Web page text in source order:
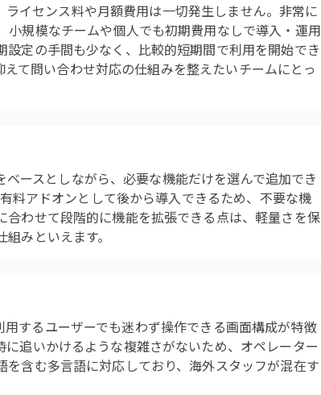
イセンス料や月額費用は一切発生しません。非常に
規模なチームや個人でも初期費用なしで導入・運用
定の手間も少なく、比較的短期間で利用を開始でき
て問い合わせ対応の仕組みを整えたいチームにとっ
ースとしながら、必要な機能だけを選んで追加でき
料アドオンとして後から導入できるため、不要な機
わせて段階的に機能を拡張できる点は、軽量さを保
みといえます。
するユーザーでも迷わず操作できる画面構成が特徴
追いかけるような複雑さがないため、オペレーター
含む多言語に対応しており、海外スタッフが混在す